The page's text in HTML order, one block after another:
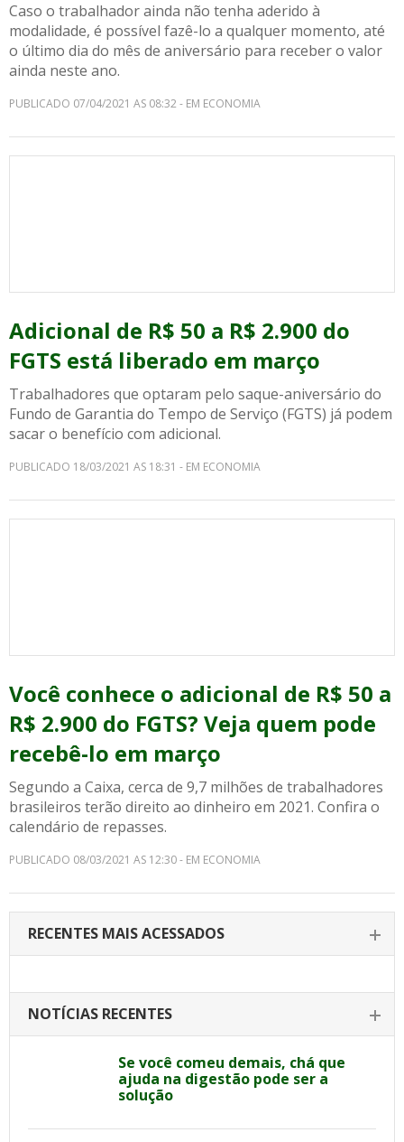
Caso o trabalhador ainda não tenha aderido à
modalidade, é possível fazê-lo a qualquer momento, até
o último dia do mês de aniversário para receber o valor
ainda neste ano.
PUBLICADO 07/04/2021 AS 08:32 - EM ECONOMIA
Adicional de R$ 50 a R$ 2.900 do
FGTS está liberado em março
Trabalhadores que optaram pelo saque-aniversário do
Fundo de Garantia do Tempo de Serviço (FGTS) já podem
sacar o benefício com adicional.
PUBLICADO 18/03/2021 AS 18:31 - EM ECONOMIA
Você conhece o adicional de R$ 50 a
R$ 2.900 do FGTS? Veja quem pode
recebê-lo em março
Segundo a Caixa, cerca de 9,7 milhões de trabalhadores
brasileiros terão direito ao dinheiro em 2021. Confira o
calendário de repasses.
PUBLICADO 08/03/2021 AS 12:30 - EM ECONOMIA
RECENTES MAIS ACESSADOS
NOTÍCIAS RECENTES
Se você comeu demais, chá que
ajuda na digestão pode ser a
solução